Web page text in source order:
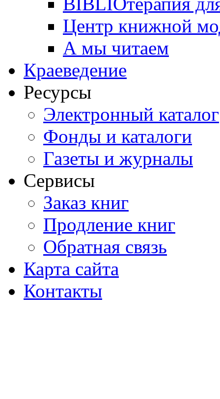
Центр книжной
А мы читаем
Краеведение
Ресурсы
Электронный каталог
Фонды и каталоги
Газеты и журналы
Сервисы
Заказ книг
Продление книг
Обратная связь
Карта сайта
Контакты